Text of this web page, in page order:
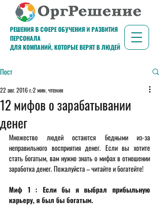
РЕШЕНИЯ В СФЕРЕ ОБУЧЕНИЯ И РАЗВИТИЯ
ПЕРСОНАЛА
ДЛЯ КОМПАНИЙ, КОТОРЫЕ ВЕРЯТ В ЛЮДЕЙ
Пост
12 мифов о зарабатывании
денег
22 авг. 2016 г.2 мин. чтения
Множество людей остаются бедными из-за
неправильного восприятия денег. Если вы хотите
стать богатым, вам нужно знать о мифах в отношении
заработка денег. Пожалуйста – читайте и богатейте!
Миф 1 : Если бы я выбрал прибыльную
карьеру, я был бы богатым.